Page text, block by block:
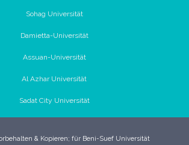
Sohag Universität
Damietta-Universität
Assuan-Universität
Al Azhar Universität
Sadat City Universität
& Kopieren; für Beni-Suef Universität